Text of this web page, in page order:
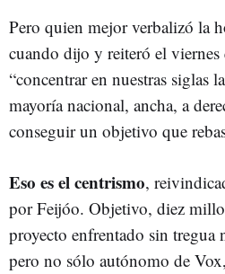
Pero quien mejor verbalizó la
cuando dijo y reiteró el viernes
“concentrar en nuestras siglas
mayoría nacional, ancha, a
conseguir un objetivo que
Eso es el centrismo,
por Feijóo. Objetivo, diez
proyecto enfrentado sin tregua
pero no sólo autónomo de